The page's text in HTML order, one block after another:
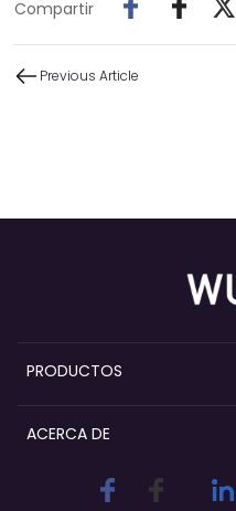
Compartir
Previous Article
PRODUCTOS
ACERCA DE
Descripción general de Wuba